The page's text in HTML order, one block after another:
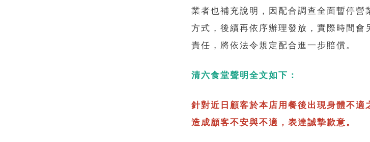
業者也補充說明，因配合調查全面暫停營
方式，後續再依序辦理發放，實際時間會
責任，將依法令規定配合進一步賠償。
清六食堂聲明全文如下：
針對近日顧客於本店用餐後出現身體不適
造成顧客不安與不適，表達誠摯歉意。